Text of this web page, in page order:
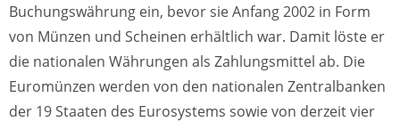
Buchungswährung ein, bevor sie Anfang 2002 in Form
von Münzen und Scheinen erhältlich war. Damit löste er
die nationalen Währungen als Zahlungsmittel ab. Die
Euromünzen werden von den nationalen Zentralbanken
der 19 Staaten des Eurosystems sowie von derzeit vier